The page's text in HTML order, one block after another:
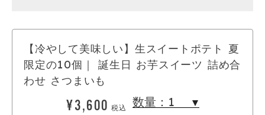
【冷やして美味しい】生スイートポテト 夏
限定の10個｜ 誕生日 お芋スイーツ 詰め合
わせ さつまいも
¥3,600 税込